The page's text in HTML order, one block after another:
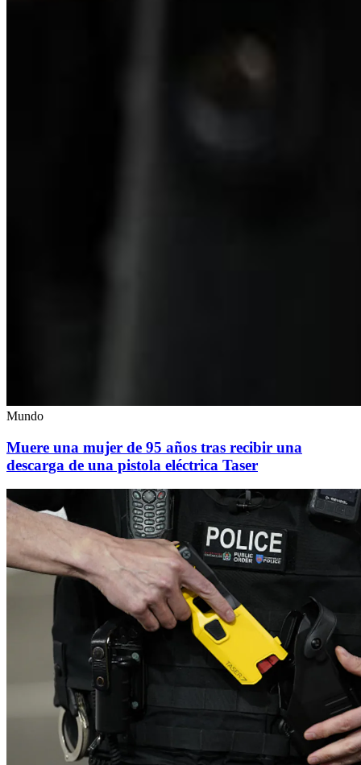
Mundo
Muere una mujer de 95 años tras recibir una
descarga de una pistola eléctrica Taser